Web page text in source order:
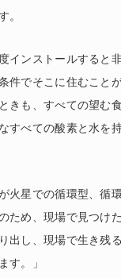
。
インストールすると
件でそこに住むこと
きも、すべての望む
すべての酸素と水を
火星での循環型、循
ため、現場で見つけ
出し、現場で生き残
す。」